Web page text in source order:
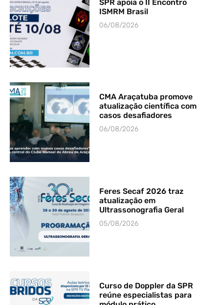
SPR apoia o II Encontro
ISMRM Brasil
06/08/2026
CMA Araçatuba promove
atualização científica com
casos desafiadores
06/08/2026
Feres Secaf 2026 traz
atualização em
Ultrassonografia Geral
05/08/2026
Curso de Doppler da SPR
reúne especialistas para